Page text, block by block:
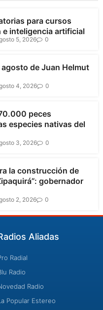
para cursos
inteligencia artificial
5, 2026 0
de Juan Helmut
4, 2026 0
peces
especies nativas del
3, 2026 0
la construcción de
gobernador
2, 2026 0
Aliadas
Radial
Radio
Radio
Popular Estereo